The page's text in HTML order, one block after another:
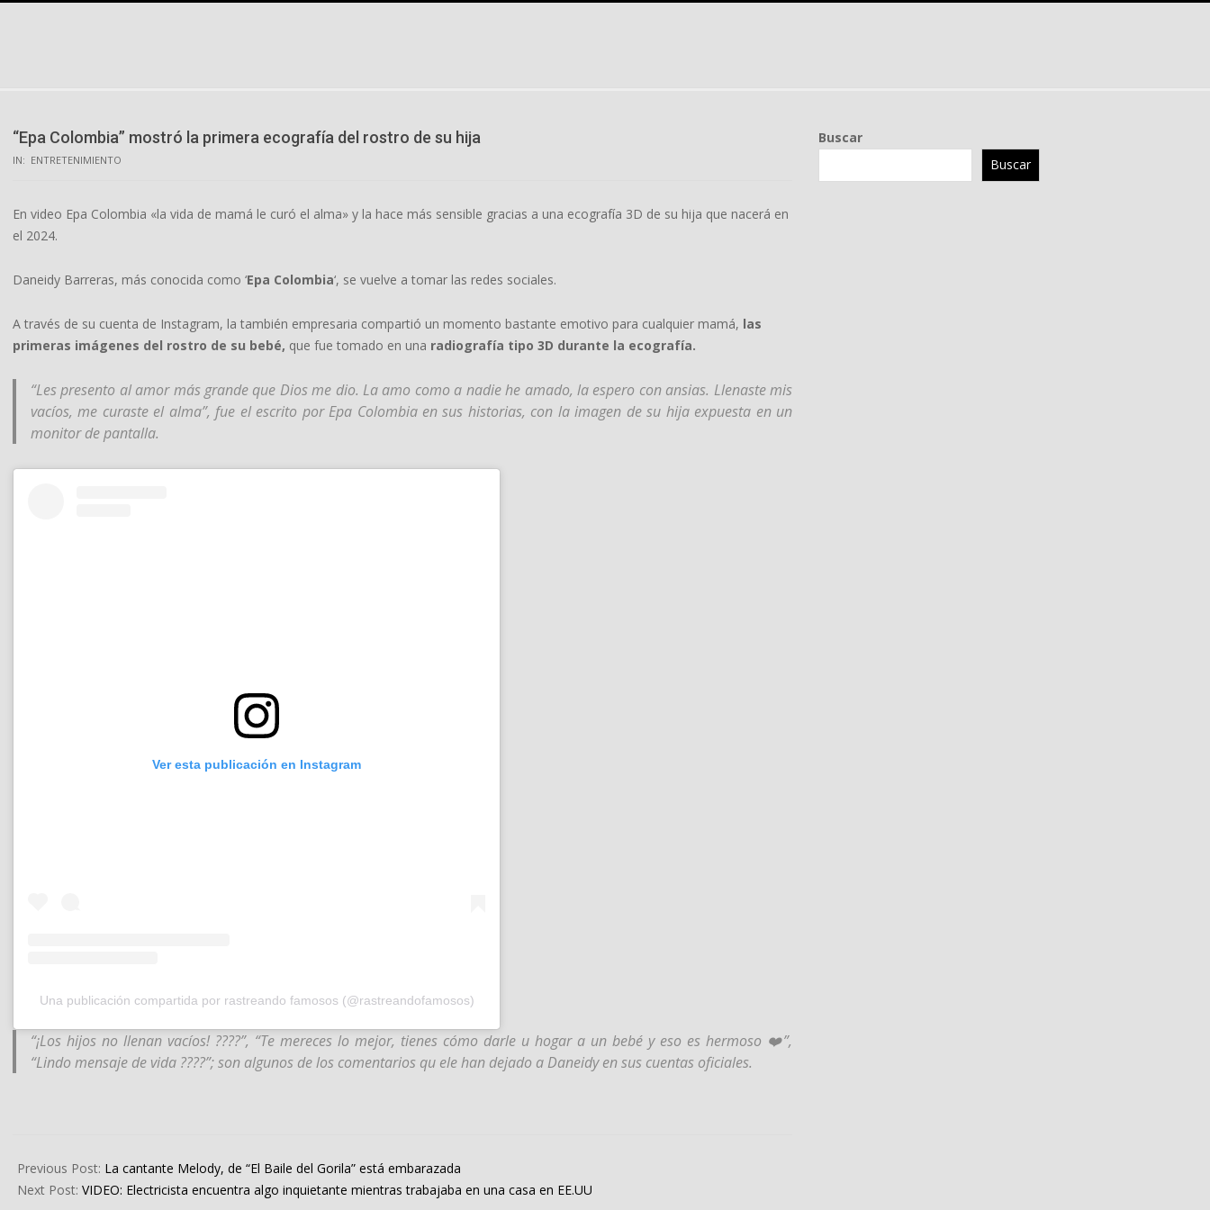
“Epa Colombia” mostró la primera ecografía del rostro de su hija
IN: ENTRETENIMIENTO
En video Epa Colombia «la vida de mamá le curó el alma» y la hace más sensible gracias a una ecografía 3D de su hija que nacerá en
el 2024.
Daneidy Barreras, más conocida como ‘Epa Colombia‘, se vuelve a tomar las redes sociales.
A través de su cuenta de Instagram, la también empresaria compartió un momento bastante emotivo para cualquier mamá, las
primeras imágenes del rostro de su bebé, que fue tomado en una radiografía tipo 3D durante la ecografía.
“Les presento al amor más grande que Dios me dio. La amo como a nadie he amado, la espero con ansias. Llenaste mis
vacíos, me curaste el alma”, fue el escrito por Epa Colombia en sus historias, con la imagen de su hija expuesta en un
monitor de pantalla.
Ver esta publicación en Instagram
Una publicación compartida por rastreando famosos (@rastreandofamosos)
“¡Los hijos no llenan vacíos! ????”, “Te mereces lo mejor, tienes cómo darle u hogar a un bebé y eso es hermoso ❤️”,
“Lindo mensaje de vida ????”; son algunos de los comentarios qu ele han dejado a Daneidy en sus cuentas oficiales.
12-
19
Previous Post: La cantante Melody, de “El Baile del Gorila” está embarazada
Next Post: VIDEO: Electricista encuentra algo inquietante mientras trabajaba en una casa en EE.UU
Buscar
Buscar